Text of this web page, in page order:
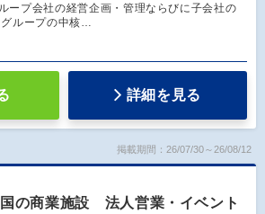
ープ会社の経営企画・管理ならびに子会社の
ループの中核…
詳細を見る
掲載期間：26/07/30～26/08/12
の商業施設 法人営業・イベント